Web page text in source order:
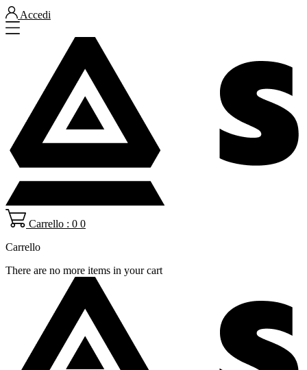
Accedi
Carrello : 0 0
Carrello
There are no more items in your cart